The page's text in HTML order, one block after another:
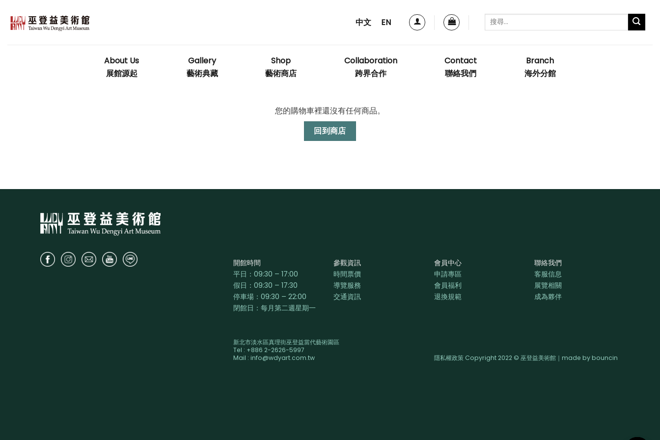
content
中文 EN
About Us
展館源起
Gallery
藝術典藏
Shop
藝術商店
Collaboration
跨界合作
Contact
聯絡我們
Branch
海外分館
您的購物車裡還沒有任何商品。
回到商店
開館時間
平日：09:30 – 17:00
假日：09:30 – 17:30
停車場：09:30 – 22:00
閉館日：每月第二週星期一
參觀資訊
時間票價
導覽服務
交通資訊
會員中心
申請專區
會員福利
退換規範
聯絡我們
客服信息
展覽相關
成為夥伴
新北市淡水區真理街巫登益當代藝術園區
Tel : +886 2-2626-5997
Mail : info@wdyart.com.tw
隱私權政策 Copyright 2022 © 巫登益美術館｜made bybouncin